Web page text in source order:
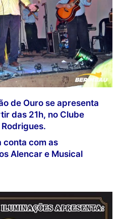
de Ouro se apresenta
das 21h, no Clube
conta com as
Alencar e Musical